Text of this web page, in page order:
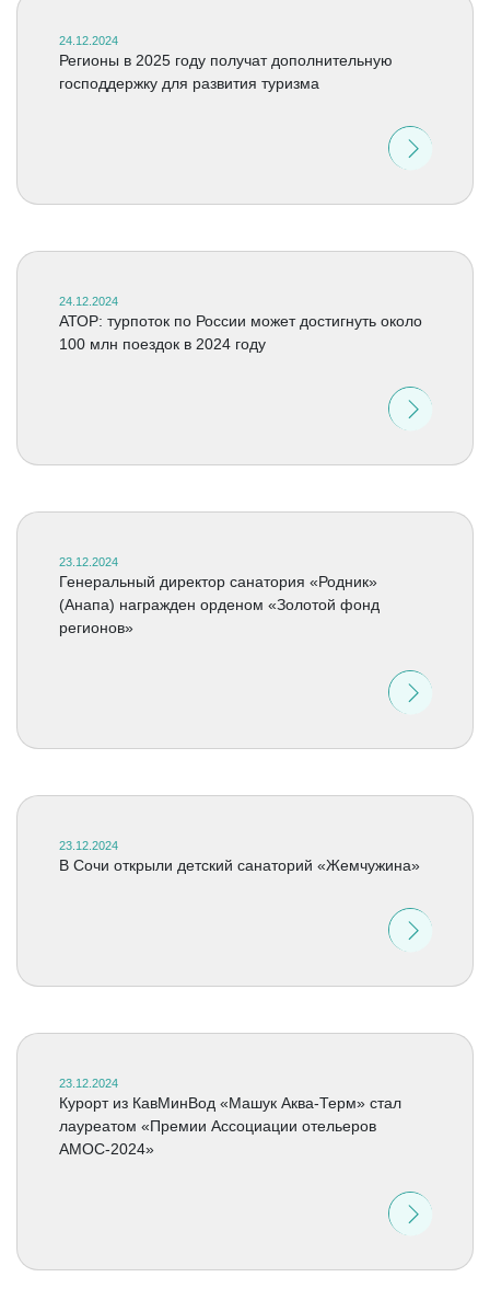
24.12.2024
Регионы в 2025 году получат дополнительную
господдержку для развития туризма
24.12.2024
АТОР: турпоток по России может достигнуть около
100 млн поездок в 2024 году
23.12.2024
Генеральный директор санатория «Родник»
(Анапа) награжден орденом «Золотой фонд
регионов»
23.12.2024
В Сочи открыли детский санаторий «Жемчужина»
23.12.2024
Курорт из КавМинВод «Машук Аква-Терм» стал
лауреатом «Премии Ассоциации отельеров
АМОС-2024»